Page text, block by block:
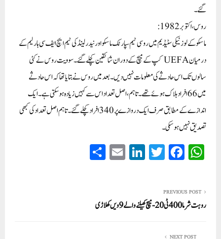
گئے۔
روس، اکتوبر 1982:
ماسکو کے لوزنیکی سٹیڈیم میں روسی ٹیم سپارٹک ماسکو اور نیدرلینڈ کی ٹیم ایچ ایف سی ہارلیم کے
درمیان UEFA کپ کے میچ کے دوران شائقین کچلے گئے۔سوویت روس نے کئی
سالوں تک اس حادثے کی معلومات نہیں دیں۔ بعد میں روس نے بتایا تھا کہ اس حادثے
میں 66 افراد ہلاک ہوئے تھے۔تاہم، اصل تعداد اس سے کہیں زیادہ ہو سکتی ہے۔ ایک
اندازے کے مطابق صرف ایک دروازے پر 340 افراد کچلے گئے۔ تاہم اصل تعداد کی کبھی
تصدیق نہیں ہو سکی۔
W
ha
A
pp
Fa
ce
ok
T
wi
r
Li
nk
In
E
m
PREVIOUS POST
روہت شرما400ٹی20-میچ کھیلنے والے 9ویں کھلاڑی
NEXT POST